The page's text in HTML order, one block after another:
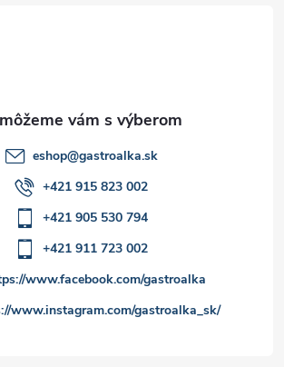
eshop@gastroalka.sk
+421 915 823 002
+421 905 530 794
+421 911 723 002
www.facebook.com/gastroalka
www.instagram.com/gastroalka_sk/